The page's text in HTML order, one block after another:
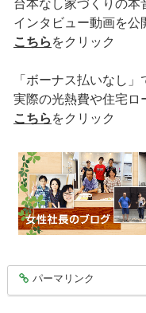
台本なし家づくりの本
インタビュー動画を公
こちら をクリック
「ボーナス払いなし
実際の光熱費や住宅ロ
こちら をクリック
entry9933
パーマリンク